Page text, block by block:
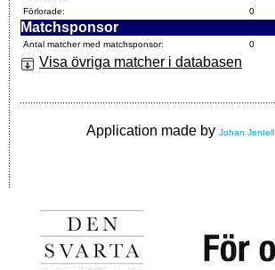
Förlorade:
0
Matchsponsor
Antal matcher med matchsponsor: 0
Visa övriga matcher i databasen
Application made by Johan Jentell